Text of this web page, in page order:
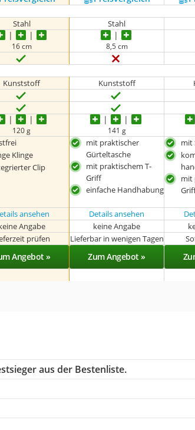
Stahl Stahl
16 cm 8,5 cm
Kunststoff Kunststoff
120 g 141 g
Klinge
Clip
mit praktischer
Gürteltasche
mit praktischem T-
Griff
einfache Handhabung
mit
mit
ansehen Details ansehen
Angabe keine Angabe
prüfen Lieferbar in wenigen Tagen
Angebot » Zum Angebot »
aus der Bestenliste.